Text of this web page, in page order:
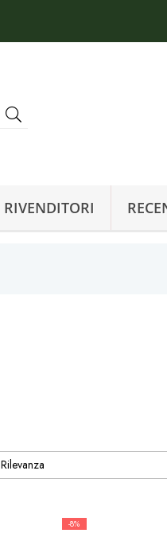
RIVENDITORI
Rilevanza
-8%